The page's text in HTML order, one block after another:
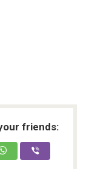
friends: